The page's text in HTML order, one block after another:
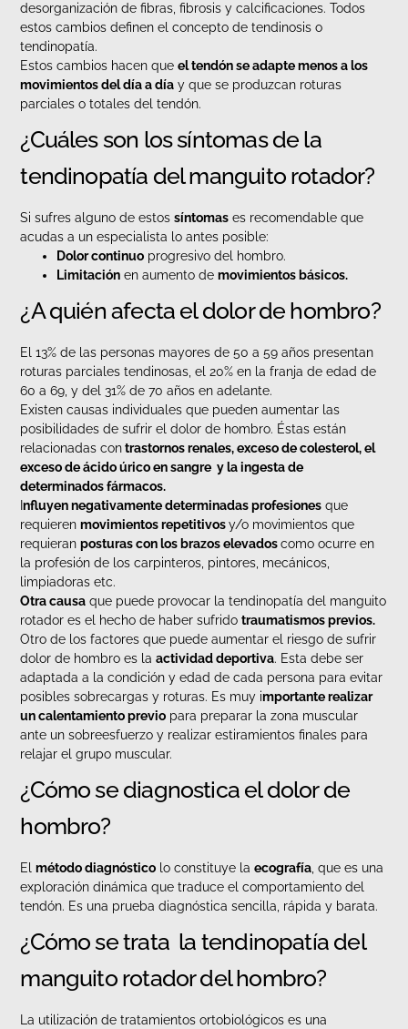
desorganización de fibras, fibrosis y calcificaciones. Todos
estos cambios definen el concepto de tendinosis o
tendinopatía.
Estos cambios hacen queel tendón se adapte menos a los
movimientos del día a día y que se produzcan roturas
parciales o totales del tendón.
¿Cuáles son los síntomas de la
tendinopatía del manguito rotador?
Si sufres alguno de estossíntomas es recomendable que
acudas a un especialista lo antes posible:
Dolor continuo progresivo del hombro.
Limitación en aumento demovimientos básicos.
¿A quién afecta el dolor de hombro?
El 13% de las personas mayores de 50 a 59 años presentan
roturas parciales tendinosas, el 20% en la franja de edad de
60 a 69, y del 31% de 70 años en adelante.
Existen causas individuales que pueden aumentar las
posibilidades de sufrir el dolor de hombro. Éstas están
relacionadas contrastornos renales, exceso de colesterol, el
exceso de ácido úrico en sangre y la ingesta de
determinados fármacos.
Influyen negativamente determinadas profesiones que
requierenmovimientos repetitivosy/o movimientos que
requieranposturas con los brazos elevadoscomo ocurre en
la profesión de los carpinteros, pintores, mecánicos,
limpiadoras etc.
Otra causa que puede provocar la tendinopatía del manguito
rotador es el hecho de haber sufridotraumatismos previos.
Otro de los factores que puede aumentar el riesgo de sufrir
dolor de hombro es laactividad deportiva. Esta debe ser
adaptada a la condición y edad de cada persona para evitar
posibles sobrecargas y roturas. Es muy importante realizar
un calentamiento previo para preparar la zona muscular
ante un sobreesfuerzo y realizar estiramientos finales para
relajar el grupo muscular.
¿Cómo se diagnostica el dolor de
hombro?
Elmétodo diagnóstico lo constituye laecografía , que es una
exploración dinámica que traduce el comportamiento del
tendón. Es una prueba diagnóstica sencilla, rápida y barata.
¿Cómo se trata la tendinopatía del
manguito rotador del hombro?
La utilización de tratamientos ortobiológicos es una